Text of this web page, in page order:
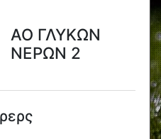
ΑΟ ΓΛΥΚΩΝ
ΝΕΡΩΝ 2